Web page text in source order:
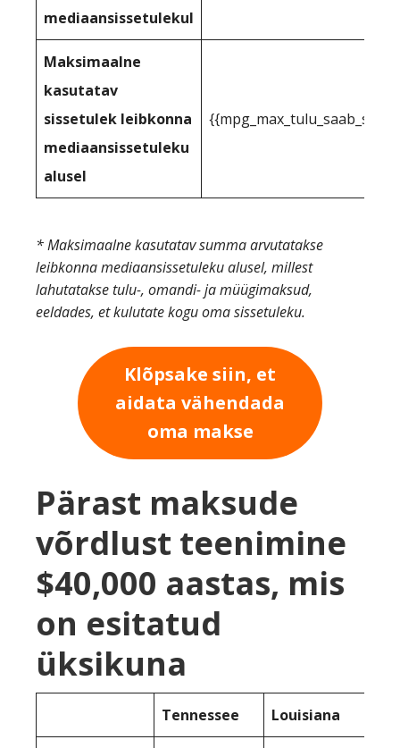
mediaansissetulekul
Maksimaalne
kasutatav
sissetulek leibkonna
mediaansissetuleku
alusel
* Maksimaalne kasutatav summa arvutatakse
leibkonna mediaansissetuleku alusel, millest
lahutatakse tulu-, omandi- ja müügimaksud,
eeldades, et kulutate kogu oma sissetuleku.
Klõpsake siin, et
aidata vähendada
oma makse
Pärast maksude
võrdlust teenimine
$40,000 aastas, mis
on esitatud
üksikuna
Tennessee Louisiana